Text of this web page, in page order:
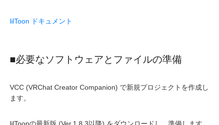
lilToon ドキュメント
■必要なソフトウェアとファイルの準備
VCC (VRChat Creator Companion) で新規プロジェクトを作成し
ます。
lilToonの最新版 (Ver.1.8.3以降) をダウンロードし、準備します。